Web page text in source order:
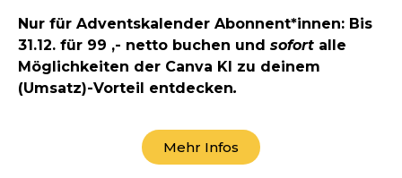
Nur für Adventskalender Abonnent*innen: Bis
31.12. für 99 ,- netto buchen und sofort alle
Möglichkeiten der Canva KI zu deinem
(Umsatz)-Vorteil entdecken.
Mehr Infos